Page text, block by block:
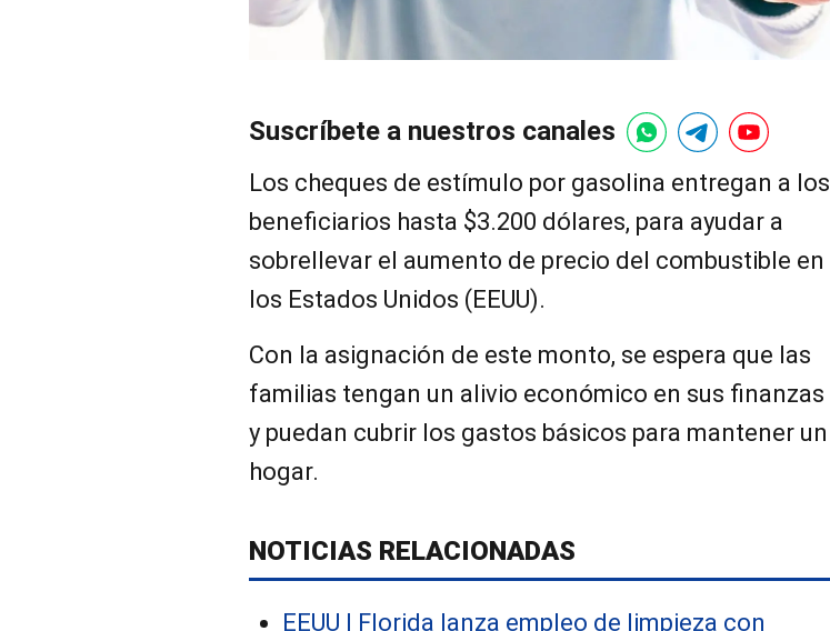
Suscríbete a nuestros canales
Los cheques de estímulo por gasolina entregan a los
beneficiarios hasta $3.200 dólares, para ayudar a
sobrellevar el aumento de precio del combustible en
los Estados Unidos (EEUU).
Con la asignación de este monto, se espera que las
familias tengan un alivio económico en sus finanzas
y puedan cubrir los gastos básicos para mantener un
hogar.
NOTICIAS RELACIONADAS
EEUU | Florida lanza empleo de limpieza con